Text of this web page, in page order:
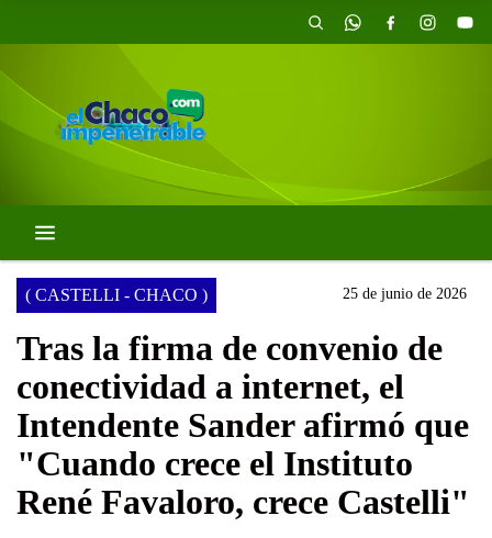
( CASTELLI - CHACO ) 25 de junio de 2026
Tras la firma de convenio de
conectividad a internet, el
Intendente Sander afirmó que
"Cuando crece el Instituto
René Favaloro, crece Castelli"